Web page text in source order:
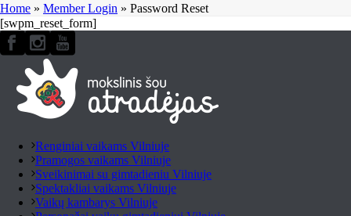
Home » Member Login » Password Reset
[swpm_reset_form]
Renginiai vaikams Vilniuje
Pramogos vaikams Vilniuje
Sveikinimai su gimtadieniu Vilniuje
Spektakliai vaikams Vilniuje
Vaikų kambarys Vilniuje